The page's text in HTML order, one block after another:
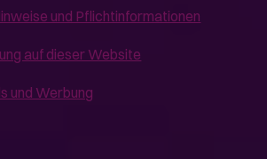
und Pflicht­informationen
auf dieser Website
und Werbung